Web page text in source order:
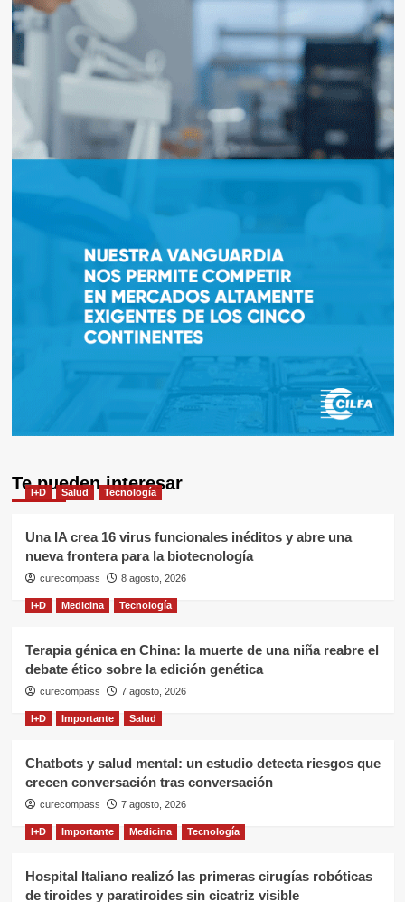
sanitarias
Te pueden interesar
I+D Salud Tecnología
Una IA crea 16 virus funcionales inéditos y abre una
nueva frontera para la biotecnología
curecompass 8 agosto, 2026
I+D Medicina Tecnología
Terapia génica en China: la muerte de una niña reabre el
debate ético sobre la edición genética
curecompass 7 agosto, 2026
I+D Importante Salud
Chatbots y salud mental: un estudio detecta riesgos que
crecen conversación tras conversación
curecompass 7 agosto, 2026
I+D Importante Medicina Tecnología
Hospital Italiano realizó las primeras cirugías robóticas
de tiroides y paratiroides sin cicatriz visible